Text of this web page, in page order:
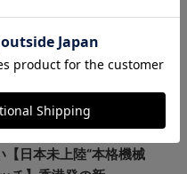
空、パープルの多層文字盤
【日本未上陸“本格機械